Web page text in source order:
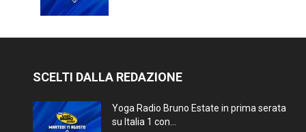
SCELTI DALLA REDAZIONE
Yoga Radio Bruno Estate in prima serata
su Italia 1 con...